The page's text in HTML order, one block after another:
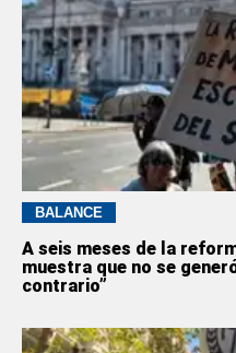
BALANCE
A seis meses de la
muestra que no se
contrario”